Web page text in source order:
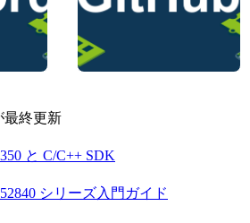
最終更新
と C/C++ SDK
シリーズ入門ガイド